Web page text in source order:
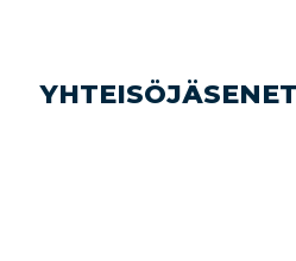
YHTEISÖJÄSENET